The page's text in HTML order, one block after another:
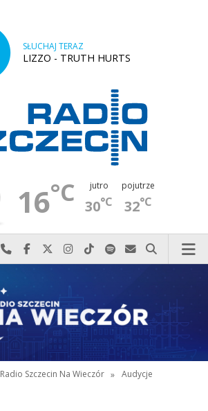
SŁUCHAJ TERAZ
LIZZO - TRUTH HURTS
16°C jutro
30°C
pojutrze
32°C
Najlepiej po prostu do nas zadzwoń
Odwiedź nas na Facebook-u
Odwiedź nas na X
Odwiedź nas na Instagram-ie
Odwiedź nas na TikTok-u
Szukaj nas na Spotify
Wyślij do nas
Szukaj
Radio Szczecin Na Wieczór » Audycje